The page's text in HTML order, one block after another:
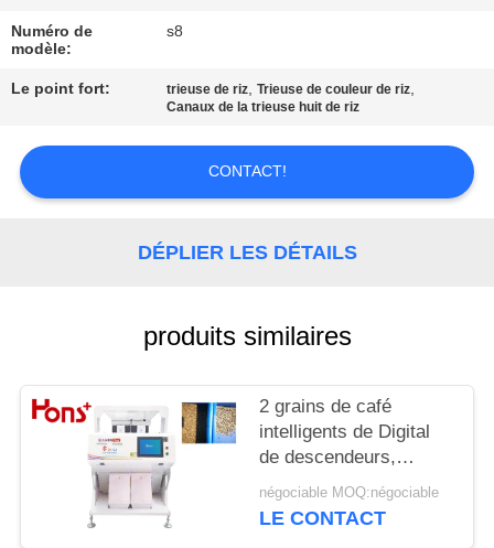
CONTACTEZ-
NOUS
UNE
CITATION
PRIVACY
POLICY
Numéro de
modèle:
s8
Le point fort: trieuse de riz,Trieuse de couleur de riz,
Canaux de la trieuse huit de riz
CONTACT!
DÉPLIER LES DÉTAILS
produits similaires
2 grains de café
intelligents de Digital
de descendeurs,
trieuse de couleur
d'arachide
négociable MOQ:négociable
LE CONTACT